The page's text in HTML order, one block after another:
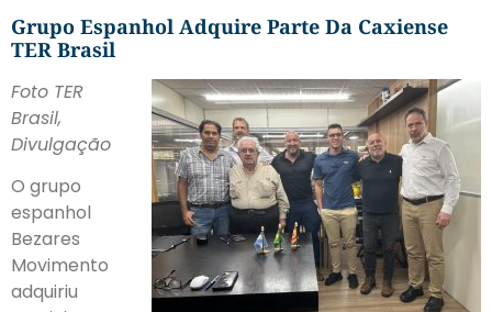
Grupo Espanhol Adquire Parte Da Caxiense
TER Brasil
Foto TER
Brasil,
Divulgação
O grupo
espanhol
Bezares
Movimento
adquiriu